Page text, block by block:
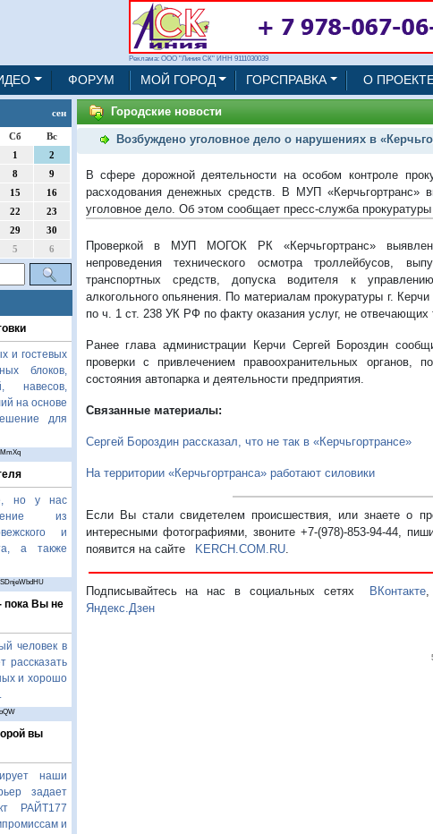
Реклама: ООО "Линия СК" ИНН 9111030039
ФОРУМ МОЙ ГОРОД ГОРСПРАВКА О
сен
Сб
Вс
1
2
8
9
15
16
22
23
29
30
5 6
и гостевых
блоков,
навесов,
на основе
для
но у нас
из
и
а также
пока Вы не
человек в
рассказать
и хорошо
вы
наши
задает
РАЙТ177
и
Городские новости
Возбуждено уголовное дело о нарушениях в
В сфере дорожной деятельности на особом контроле
расходования денежных средств. В МУП «Керчьгортранс»
уголовное дело. Об этом сообщает пресс-служба
Проверкой в МУП МОГОК РК «Керчьгортранс»
непроведения технического осмотра троллейбусов,
транспортных средств, допуска водителя к
алкогольного опьянения. По материалам прокуратуры г.
по ч. 1 ст. 238 УК РФ по факту оказания услуг, не отвечающих
Ранее глава администрации Керчи Сергей Бороздин
проверки с привлечением правоохранительных органов,
состояния автопарка и деятельности предприятия.
Связанные материалы:
Сергей Бороздин рассказал, что не так в «Керчьгортрансе»
На территории «Керчьгортранса» работают силовики
Если Вы стали свидетелем происшествия, или знаете о
интересными фотографиями, звоните +7-(978)-853-94-44,
появится на сайте KERCH.COM.RU.
Подписывайтесь на нас в социальных сетях ВКонтакте
Яндекс.Дзен